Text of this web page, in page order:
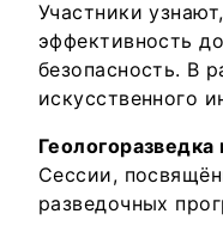
Участники
эффективность
безопасность. В
искусственного
Сессии,
разведочных